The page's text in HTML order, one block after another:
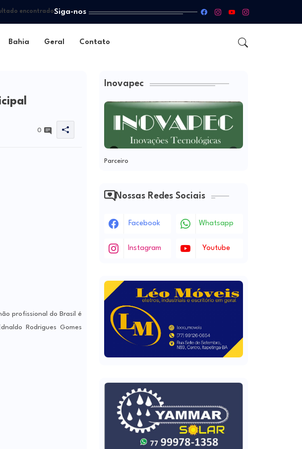
encontradoSiga-nos
Bahia Geral Contato
0
profissional do Brasil é
Rodrigues Gomes
Inovapec
Parceiro
Nossas Redes Sociais
Facebook Whatsapp
Instagram Youtube